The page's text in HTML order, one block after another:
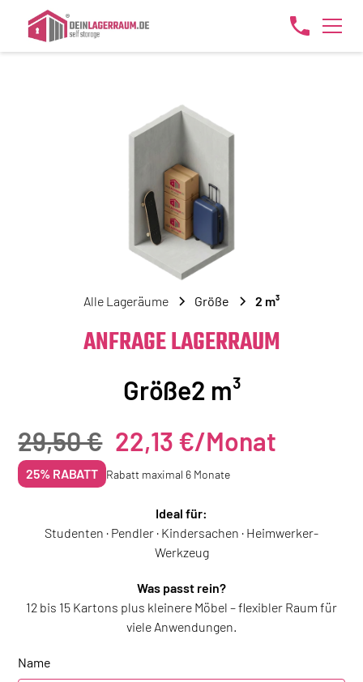
Alle Lageräume Größe 2 m³
ANFRAGE LAGERRAUM
Größe2 m³
29,50 € 22,13 €/Monat
25% RABATT Rabatt maximal 6 Monate
Ideal für:
Studenten · Pendler · Kindersachen · Heimwerker-
Werkzeug
Was passt rein?
12 bis 15 Kartons plus kleinere Möbel – flexibler Raum für
viele Anwendungen.
Name